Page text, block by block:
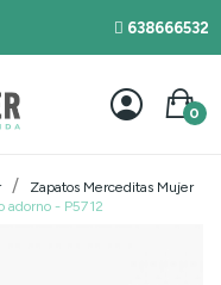
638666532
0
Zapatos Merceditas Mujer
adorno - P5712